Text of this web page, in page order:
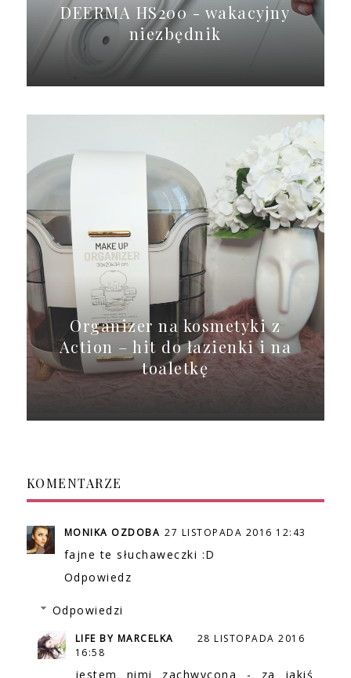
DEERMA HS200 - wakacyjny
niezbędnik
Organizer na kosmetyki z
Action – hit do łazienki i na
toaletkę
KOMENTARZE
MONIKA OZDOBA 27 LISTOPADA 2016 12:43
fajne te słuchaweczki :D
Odpowiedz
Odpowiedzi
LIFE BY MARCELKA
28 LISTOPADA 2016
16:58
jestem nimi zachwycona - za jakiś